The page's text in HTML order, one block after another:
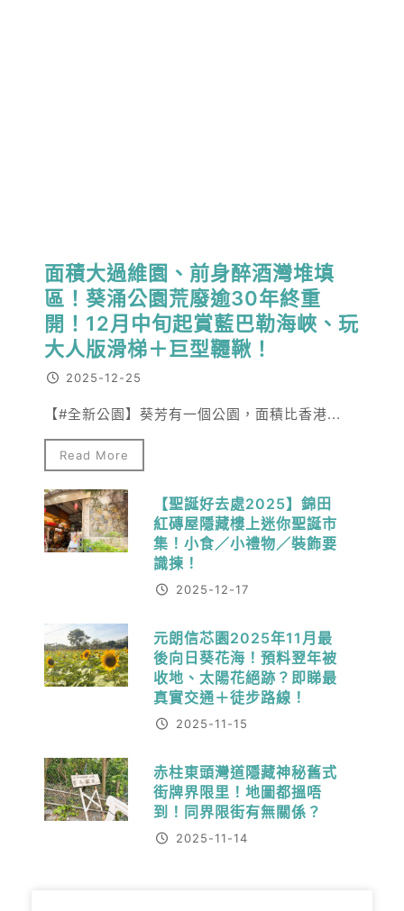
面積大過維園、前身醉酒灣堆填
區！葵涌公園荒廢逾30年終重
開！12月中旬起賞藍巴勒海峽、玩
大人版滑梯＋巨型韆鞦！
2025-12-25
【#全新公園】葵芳有一個公園，面積比香港...
Read More
【聖誕好去處2025】錦田
紅磚屋隱藏樓上迷你聖誕市
集！小食／小禮物／裝飾要
識揀！
2025-12-17
元朗信芯園2025年11月最
後向日葵花海！預料翌年被
收地、太陽花絕跡？即睇最
真實交通＋徒步路線！
2025-11-15
赤柱東頭灣道隱藏神秘舊式
街牌界限里！地圖都搵唔
到！同界限街有無關係？
2025-11-14